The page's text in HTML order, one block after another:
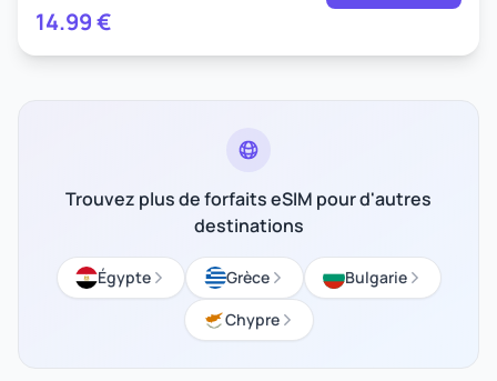
14.99€
Trouvez plus de forfaits eSIM pour d'autres
destinations
Égypte Grèce
Bulgarie
Chypre